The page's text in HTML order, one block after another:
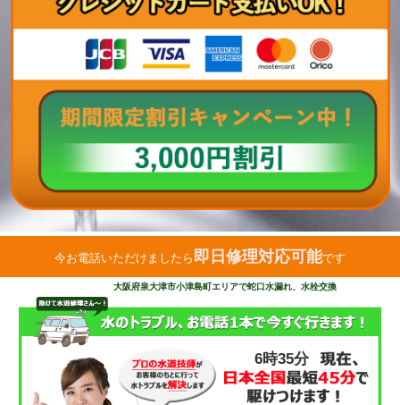
今お電話いただけましたら 即日修理対応可能です
大阪府泉大津市小津島町エリアで蛇口水漏れ、水栓交換
6時35分